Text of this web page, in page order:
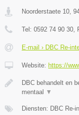
Noorderstaete 10
Tel: 0592 74 90 30
E-mail › DBC Re-
Website: https://
DBC behandelt en
mentaal
▼
Diensten: DBC Re-